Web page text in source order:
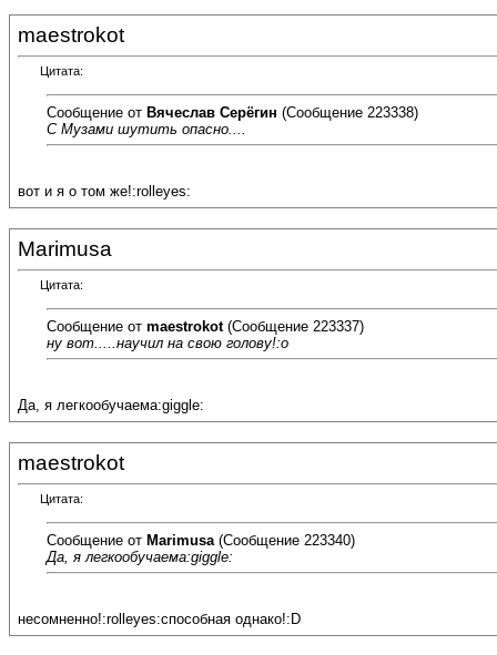
maestrokot
Цитата:
Сообщение от Вячеслав Серёгин (Сообщение 223338)
С Музами шутить опасно....
вот и я о том же!:rolleyes:
Marimusa
Цитата:
Сообщение от maestrokot(Сообщение 223337)
ну вот.....научил на свою голову!:o
Да, я легкообучаема:giggle:
maestrokot
Цитата:
Сообщение от Marimusa (Сообщение 223340)
Да, я легкообучаема:giggle:
несомненно!:rolleyes:способная однако!:D